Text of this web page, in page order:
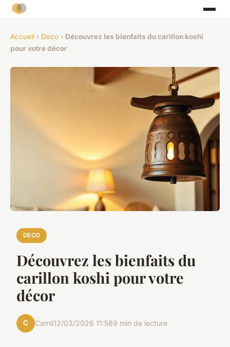
Accueil › Deco › Découvrez les bienfaits du carillon koshi
pour votre décor
DECO
Découvrez les bienfaits du
carillon koshi pour votre
décor
C Camil12/03/2026 11:589 min de lecture